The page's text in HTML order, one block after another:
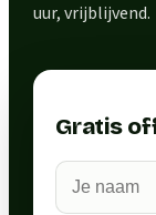
uur, vrijblijvend.
Gratis